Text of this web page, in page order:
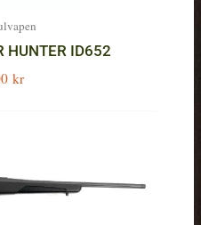
HUNTER ID652
kr